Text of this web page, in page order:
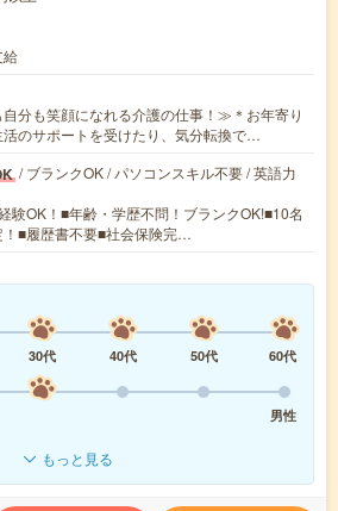
給
分も笑顔になれる介護の仕事！≫＊お年寄り
のサポートを受けたり、気分転換で…
/ ブランクOK / パソコンスキル不要 / 英語力
験OK！■年齢・学歴不問！ブランクOK!■10名
！■履歴書不要■社会保険完…
30代 40代 50代
60代
男性
もっと見る